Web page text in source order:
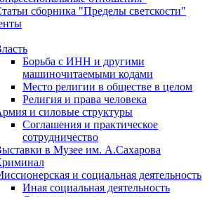
сборника "Пределы светскости"
Борьба с ИНН и другими
машиночитаемыми кодами
Место религии в обществе в целом
Религия и права человека
и силовые структуры
Соглашения и практическое
сотрудничество
в Музее им. А.Сахарова
и социальная деятельность
Иная социальная деятельность